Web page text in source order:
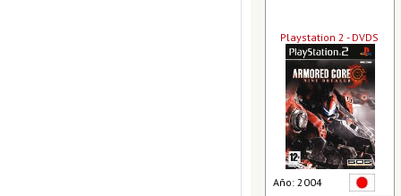
Playstation 2 - DVDS
Año: 2004